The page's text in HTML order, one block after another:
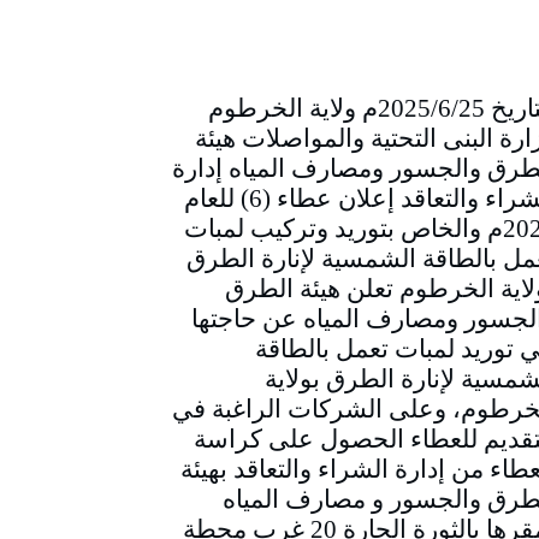
التاريخ 2025/6/25م ولاية الخرطوم
البنى التحتية والمواصلات هيئة
والجسور ومصارف المياه إدارة
الشراء والتعاقد إعلان عطاء (6) للعام
2025م والخاص بتوريد وتركيب لمبات
بالطاقة الشمسية لإنارة الطرق
الخرطوم تعلن هيئة الطرق
ومصارف المياه عن حاجتها
توريد لمبات تعمل بالطاقة
لإنارة الطرق بولاية
وعلى الشركات الراغبة في
للعطاء الحصول على كراسة
من إدارة الشراء والتعاقد بهيئة
والجسور و مصارف المياه
بمقرها بالثورة الحارة 20 غرب محطة